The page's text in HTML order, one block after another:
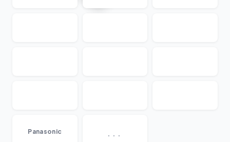
Panasonic ...